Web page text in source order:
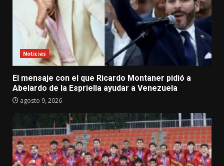
Noticias
El mensaje con el que Ricardo Montaner pidió a
Abelardo de la Espriella ayudar a Venezuela
agosto 9, 2026